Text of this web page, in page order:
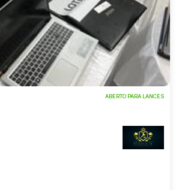
ABERTO PARA LANCES